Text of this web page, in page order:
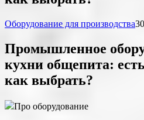
Оборудование для производства
Промышленное
кухни общепита:
как выбрать?
Про оборудование